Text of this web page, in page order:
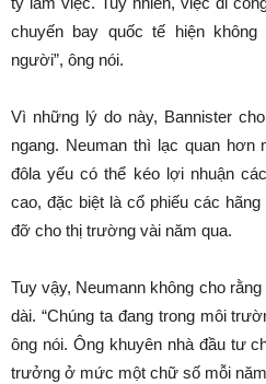
chuyến bay quốc tế hiện
người”, ông nói.
Vì những lý do này, Bannister
ngang. Neuman thì lạc quan hơn
đôla yếu có thể kéo lợi nhuận
cao, đặc biệt là cổ phiếu các
đỡ cho thị trường vài năm qua.
Tuy vậy, Neumann không cho
dài. “Chúng ta đang trong môi
ông nói. Ông khuyên nhà đầu tư
trưởng ở mức một chữ số mỗi